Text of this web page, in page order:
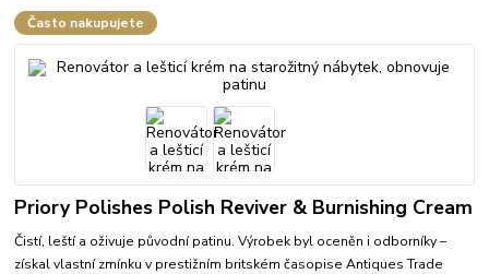
Často nakupujete
Priory Polishes Polish Reviver & Burnishing Cream
Čistí, leští a oživuje původní patinu. Výrobek byl oceněn i odborníky –
získal vlastní zmínku v prestižním britském časopise Antiques Trade